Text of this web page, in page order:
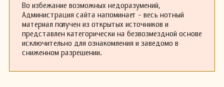
Во избежание возможных недоразумений,
Администрация сайта напоминает - весь нотный
материал получен из открытых источников и
представлен категорически на безвозмездной основе
исключительно для ознакомления и заведомо в
сниженном разрешении.